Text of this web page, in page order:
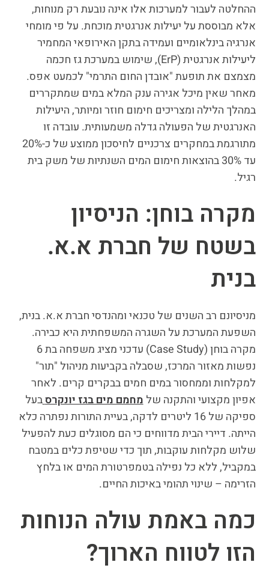
ההחלטה לעבור למערכות אלו אינה נובעת רק מנוחות,
אלא מבוססת על יעילות אנרגטית מוכחת. על פי מומחי
אנרגיה בינלאומיים ועמידה בתקן האירופאי המחמיר
ליעילות אנרגטית (ErP), שימוש במערכת גז חכמה
מצמצם את תופעת "אובדן החום התרמי" לכמעט אפס.
מאחר שאין מיכל אגירה ענק המלא במים שמתקררים
במהלך הלילה ומצריכים חימום חוזר ומיותר, היעילות
האנרגטית של הפעולה גדלה משמעותית. עובדה זו
מתורגמת במחקרים צרכניים לחיסכון ממוצע של כ-20%
עד 30% בהוצאות חימום המים השנתיות של משק בית
רגיל.
מקרה בוחן: הניסיון
בשטח של חברת א.א.
בנית
מניסיונם רב השנים של טכנאי ומהנדסי חברת א.א. בנית,
השפעת המערכת על השגרה המשפחתית היא כבירה.
מקרה בוחן (Case Study) עדכני מציג משפחה בת 6
נפשות מאזור המרכז, שסבלה בקביעות מניהול "תור"
למקלחות וממחסור במים חמים בבקרים קרים. לאחר
אפיון מקצועי והתקנה שלמחמם מים בגז יונקרסבעל
ספיקה של 16 ליטרים לדקה, בעיית התורות נפתרה כלא
הייתה. דיירי הבית מדווחים כי הם מסוגלים כעת להפעיל
שלוש מקלחות עוקבות, תוך כדי שטיפת כלים במטבח
במקביל, ללא כל נפילה בטמפרטורת המים או בלחץ
הזרימה – שינוי תהומי באיכות החיים.
כמה באמת עולה הנוחות
הזו לטווח הארוך?